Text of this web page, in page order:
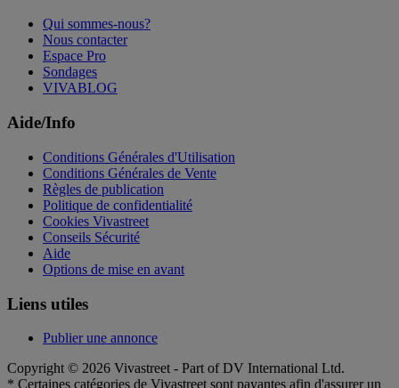
Qui sommes-nous?
Nous contacter
Espace Pro
Sondages
VIVABLOG
Aide/Info
Conditions Générales d'Utilisation
Conditions Générales de Vente
Règles de publication
Politique de confidentialité
Cookies Vivastreet
Conseils Sécurité
Aide
Options de mise en avant
Liens utiles
Publier une annonce
Copyright © 2026 Vivastreet - Part of DV International Ltd.
* Certaines catégories de Vivastreet sont payantes afin d'assurer un